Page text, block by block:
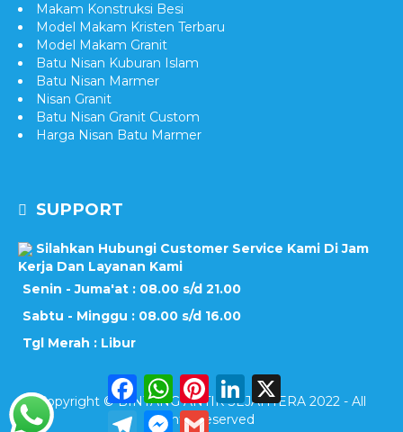
Makam Konstruksi Besi
Model Makam Kristen Terbaru
Model Makam Granit
Batu Nisan Kuburan Islam
Batu Nisan Marmer
Nisan Granit
Batu Nisan Granit Custom
Harga Nisan Batu Marmer
SUPPORT
Silahkan Hubungi Customer Service Kami Di Jam
Kerja Dan Layanan Kami
Senin - Juma'at : 08.00 s/d 21.00
Sabtu - Minggu : 08.00 s/d 16.00
Tgl Merah : Libur
Copyright © BINTANG ANTIK SEJAHTERA 2022 - All
Rights Reserved
FacebookWhatsAppPinterestLinkedIn
TelegramMessenger
Gmail